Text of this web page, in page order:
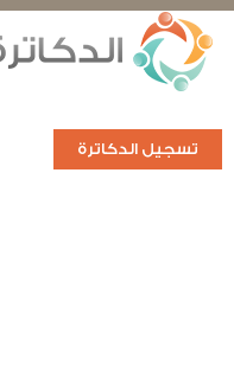
تسجيل الدكاترة